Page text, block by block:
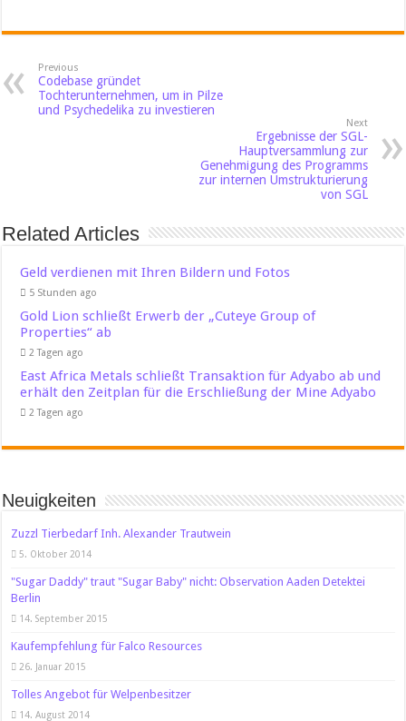
Previous
Codebase gründet
Tochterunternehmen, um in Pilze
und Psychedelika zu investieren
Next
Ergebnisse der SGL-
Hauptversammlung zur
Genehmigung des Programms
zur internen Umstrukturierung
von SGL
Related Articles
Geld verdienen mit Ihren Bildern und Fotos
5 Stunden ago
Gold Lion schließt Erwerb der „Cuteye Group of
Properties“ ab
2 Tagen ago
East Africa Metals schließt Transaktion für Adyabo ab und
erhält den Zeitplan für die Erschließung der Mine Adyabo
2 Tagen ago
Neuigkeiten
Zuzzl Tierbedarf Inh. Alexander Trautwein
5. Oktober 2014
"Sugar Daddy" traut "Sugar Baby" nicht: Observation Aaden Detektei
Berlin
14. September 2015
Kaufempfehlung für Falco Resources
26. Januar 2015
Tolles Angebot für Welpenbesitzer
14. August 2014